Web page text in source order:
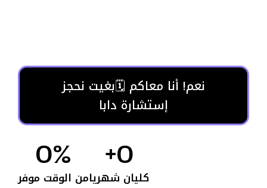
نعم! أنا معاكم 🗓️بغيت نحجز
إستشارة دابا
من الوقت موفر
0%
كليان شهريا
+0